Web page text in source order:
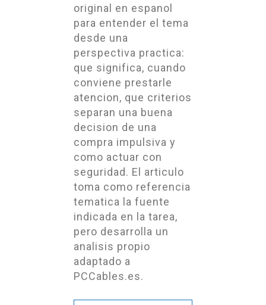
original en espanol
para entender el tema
desde una
perspectiva practica:
que significa, cuando
conviene prestarle
atencion, que criterios
separan una buena
decision de una
compra impulsiva y
como actuar con
seguridad. El articulo
toma como referencia
tematica la fuente
indicada en la tarea,
pero desarrolla un
analisis propio
adaptado a
PCCables.es.